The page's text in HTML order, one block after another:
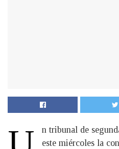
n tribunal de
este miércoles la